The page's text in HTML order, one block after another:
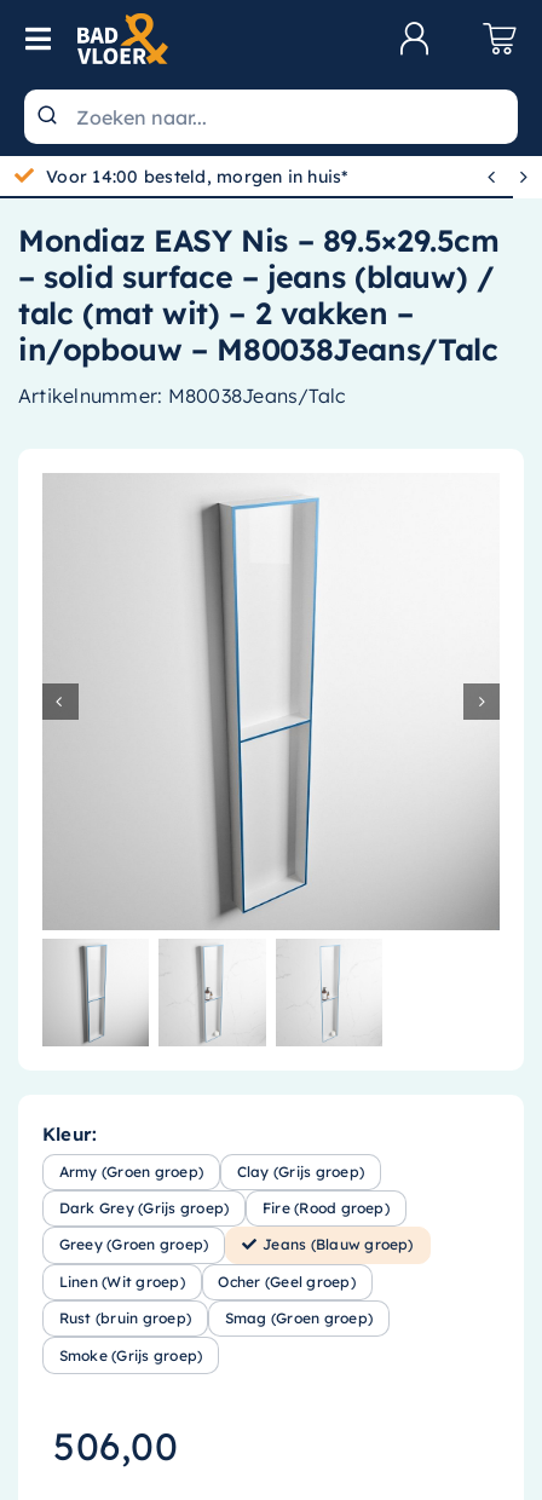
Skip to content
Toggle Navigation
Wastafels
Toiletten
Spiegels
Kranen
Douche
Badkamermeubels
Installatiemateriaal
Klimaatbeheersing
Gratis bezorgd vanaf 100,-
 
Mondiaz EASY Nis – 89.5×29.5cm
– solid surface – jeans (blauw) /
talc (mat wit) – 2 vakken –
in/opbouw – M80038Jeans/Talc
Artikelnummer: M80038Jeans/Talc
Kleur:
Army (Groen groep) Clay (Grijs groep)
Dark Grey (Grijs groep) Fire (Rood groep)
Greey (Groen groep) Jeans (Blauw groep)
Linen (Wit groep) Ocher (Geel groep)
Rust (bruin groep) Smag (Groen groep)
Smoke (Grijs groep)
506,00